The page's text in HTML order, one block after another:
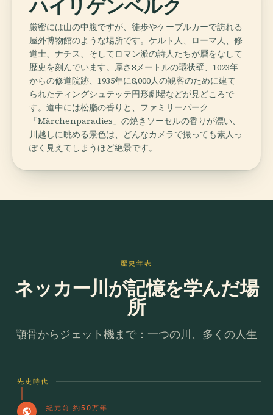
ハイリゲンベルク
厳密には山の中腹ですが、徒歩やケーブルカーで訪れる
屋外博物館のような場所です。ケルト人、ローマ人、修
道士、ナチス、そしてロマン派の詩人たちが層をなして
歴史を刻んでいます。厚さ8メートルの環状壁、1023年
からの修道院跡、1935年に8,000人の観客のために建て
られたティングシュテッテ円形劇場などが見どころで
す。道中には松脂の香りと、ファミリーパーク
「Märchenparadies」の焼きソーセルの香りが漂い、
川越しに眺める景色は、どんなカメラで撮っても素人っ
ぽく見えてしまうほど絶景です。
歴史年表
ネッカー川が記憶を学んだ場
所
顎骨からジェット機まで：一つの川、多くの人生
先史時代
public 紀元前 約50万年